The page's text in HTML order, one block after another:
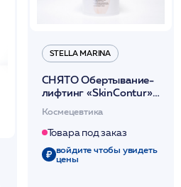
STELLA MARINA
СНЯТО Обертывание-
лифтинг «SkinContur»
(термически
нейтральное для тела)
1000мл /Stella Marina*
Космецевтика
Товара под заказ
войдите чтобы увидеть
цены